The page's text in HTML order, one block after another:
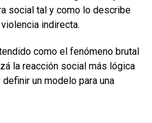
social tal y como lo describe
indirecta.
como el fenómeno brutal
la reacción social más lógica
un modelo para una